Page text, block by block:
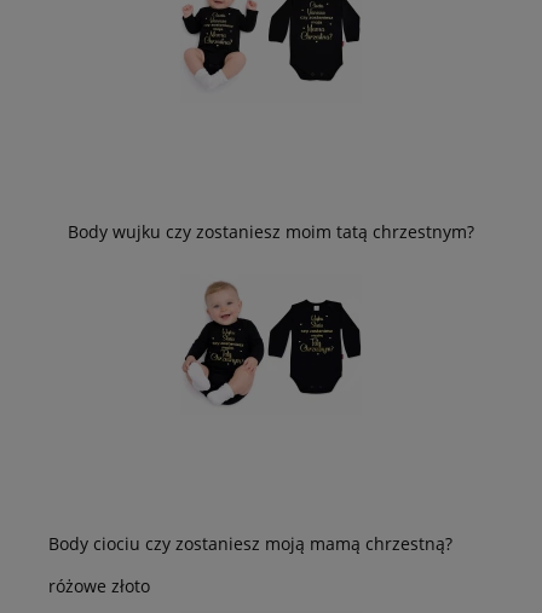
Body wujku czy zostaniesz moim tatą chrzestnym?
Body ciociu czy zostaniesz moją mamą chrzestną?
różowe złoto